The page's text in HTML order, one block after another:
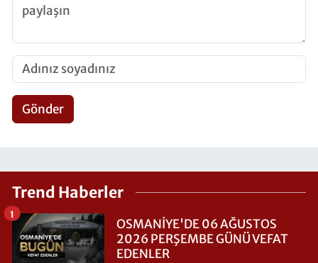
Gönder
Trend Haberler
OSMANİYE'DE 06 AĞUSTOS
2026 PERŞEMBE GÜNÜ VEFAT
EDENLER
1